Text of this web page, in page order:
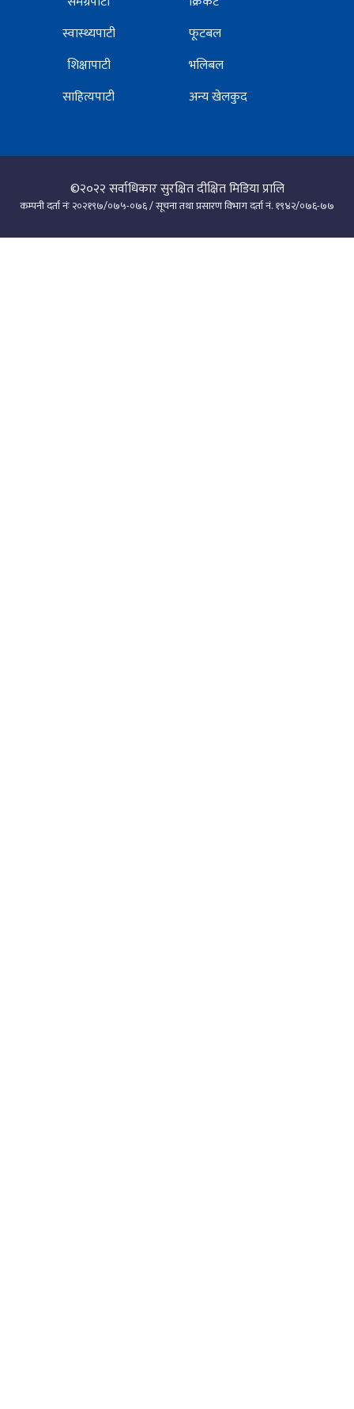
स्वास्थ्यपाटी
शिक्षापाटी
साहित्यपाटी
फूटबल
भलिबल
अन्य खेलकुद
©२०२२सर्वाधिकार सुरक्षित दीक्षित मिडिया प्रालि
कम्पनी दर्ता नंः २०२१९७/०७५-०७६ / सूचना तथा प्रसारण विभाग दर्ता नं. १९४२/०७६-७७